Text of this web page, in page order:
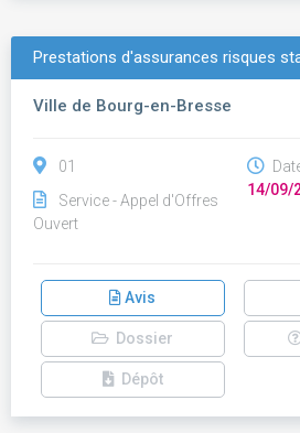
Prestations d'assurances risques
Ville de Bourg-en-Bresse
01
Service - Appel d'Offres
Ouvert
14/09/
Avis
Dossier
Dépôt